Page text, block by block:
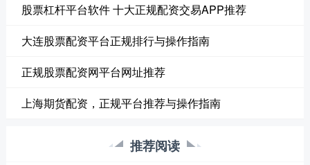
股票杠杆平台软件 十大正规配资交易APP推荐
大连股票配资平台正规排行与操作指南
正规股票配资网平台网址推荐
上海期货配资，正规平台推荐与操作指南
推荐阅读